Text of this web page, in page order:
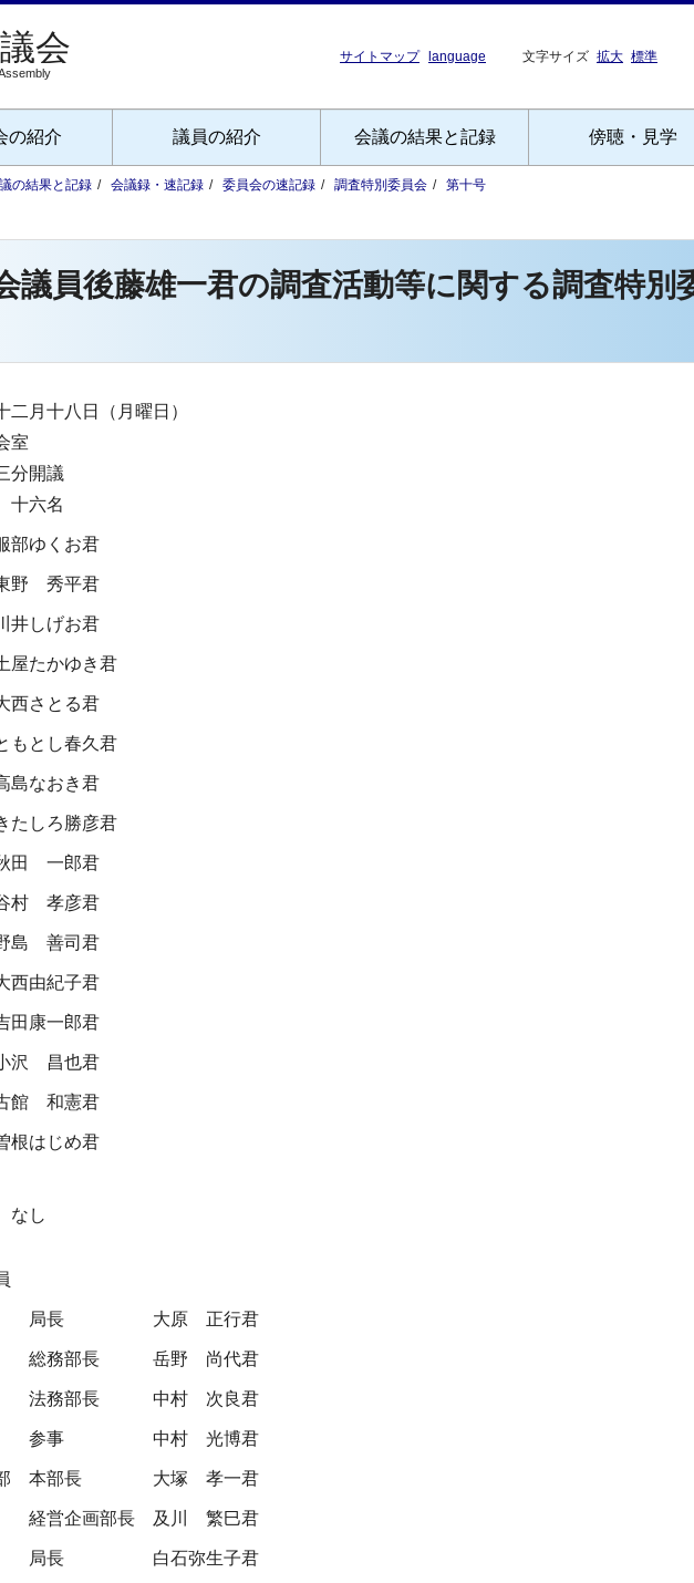
サイトマップ language 文字サイズ 拡大 標準
の紹介 議員の紹介 会議の結果と記録 傍聴・見学
の結果と記録 会議録・速記録 委員会の速記録 調査特別委員会 第十号
議員後藤雄一君の調査活動等に関する調査特別
二月十八日（月曜日）
室
分開議
六名
部ゆくお君
野 秀平君
井しげお君
屋たかゆき君
西さとる君
もとし春久君
島なおき君
たしろ勝彦君
田 一郎君
村 孝彦君
島 善司君
西由紀子君
田康一郎君
沢 昌也君
館 和憲君
根はじめ君
し
局長 大原 正行君
総務部長 岳野 尚代君
法務部長 中村 次良君
参事 中村 光博君
本部長 大塚 孝一君
経営企画部長 及川 繁巳君
局長 白石弥生子君